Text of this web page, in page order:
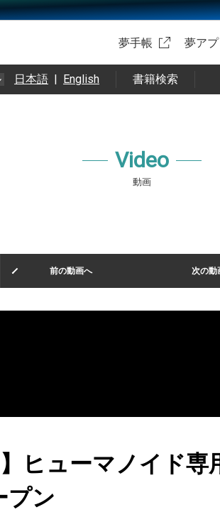
夢手帳 夢アプ
日本語 | English 書籍検索
Video
動画
前の動画へ 次の動
ヒューマノイド専
プン